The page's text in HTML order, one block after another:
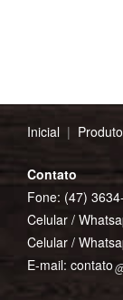
Inicial |
Contato
Fone: (47)
Celular /
Celular /
E-mail: contato